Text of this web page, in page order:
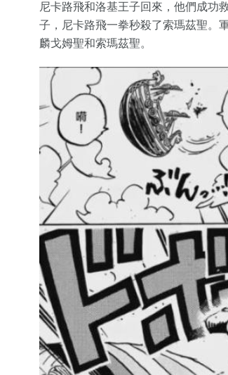
尼卡路飛和洛基王子回來，他們成功
子，尼卡路飛一拳秒殺了索瑪茲聖。
麟戈姆聖和索瑪茲聖。